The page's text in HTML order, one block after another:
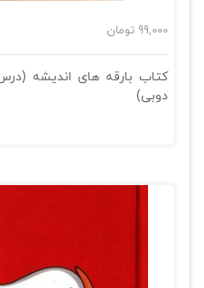
99,000 تومان
کتاب بارقه های اندیشه
دوبی)